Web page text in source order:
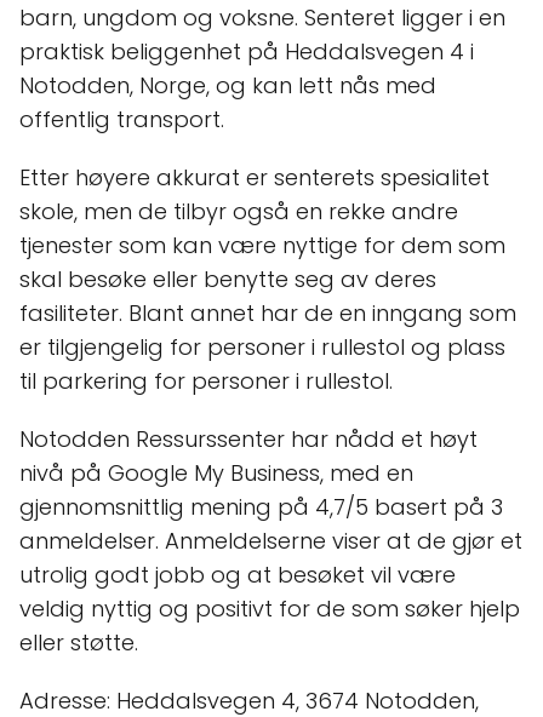
barn, ungdom og voksne. Senteret ligger i en
praktisk beliggenhet på Heddalsvegen 4 i
Notodden, Norge, og kan lett nås med
offentlig transport.
Etter høyere akkurat er senterets spesialitet
skole, men de tilbyr også en rekke andre
tjenester som kan være nyttige for dem som
skal besøke eller benytte seg av deres
fasiliteter. Blant annet har de en inngang som
er tilgjengelig for personer i rullestol og plass
til parkering for personer i rullestol.
Notodden Ressurssenter har nådd et høyt
nivå på Google My Business, med en
gjennomsnittlig mening på 4,7/5 basert på 3
anmeldelser. Anmeldelserne viser at de gjør et
utrolig godt jobb og at besøket vil være
veldig nyttig og positivt for de som søker hjelp
eller støtte.
Adresse: Heddalsvegen 4, 3674 Notodden,